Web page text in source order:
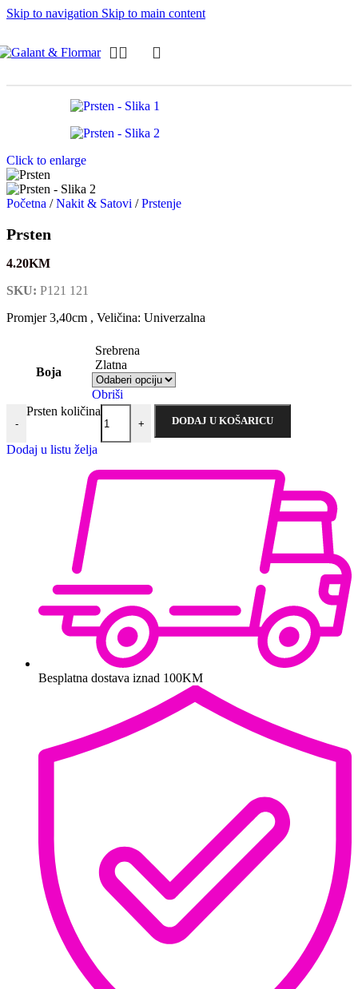
Skip to navigation Skip to main content
Click to enlarge
Početna / Nakit & Satovi / Prstenje
Prsten
4.20KM
SKU: P121 121
Promjer 3,40cm , Veličina: Univerzalna
Boja
Srebrena
Zlatna
Obriši
-
Prsten količina
+ DODAJ U KOŠARICU
Dodaj u listu želja
Besplatna dostava iznad 100KM